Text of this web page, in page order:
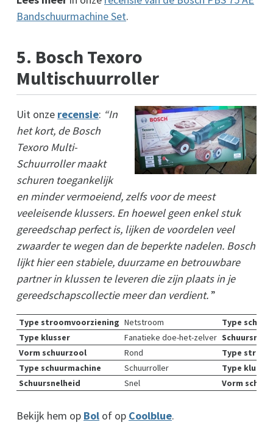
Bandschuurmachine Set.
5. Bosch Texoro
Multischuurroller
Uit onze recensie: “In
het kort, de Bosch
Texoro Multi-
Schuurroller maakt
schuren toegankelijk
en minder vermoeiend, zelfs voor de meest
veeleisende klussers. En hoewel geen enkel stuk
gereedschap perfect is, lijken de voordelen veel
zwaarder te wegen dan de beperkte nadelen. Bosch
lijkt hier een stabiele, duurzame en betrouwbare
partner in klussen te leveren die zijn plaats in je
gereedschapscollectie meer dan verdient.”
Type stroomvoorziening Netstroom
Type
Type klusser
Fanatieke doe-het-zelver
Vorm schuurzool
Rond
Type
Type schuurmachine
Schuurroller
Type klusser
Schuursnelheid
Snel Vorm
Bekijk hem op Bol of op Coolblue.